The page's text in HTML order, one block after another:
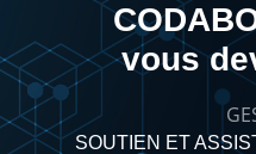
vous
SOUTIEN ET